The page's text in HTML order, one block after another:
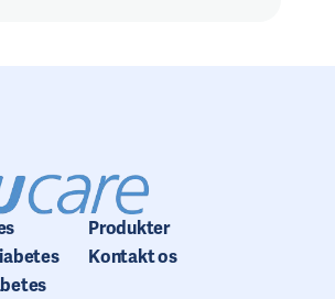
Produkter
Kontakt os